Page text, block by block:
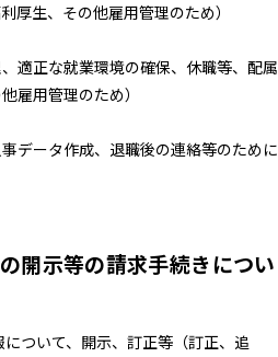
厚生、その他雇用管理のため）
適正な就業環境の確保、休職等、配属
雇用管理のため）
データ作成、退職後の連絡等のために
開示等の請求手続きについ
ついて、開示、訂正等（訂正、追